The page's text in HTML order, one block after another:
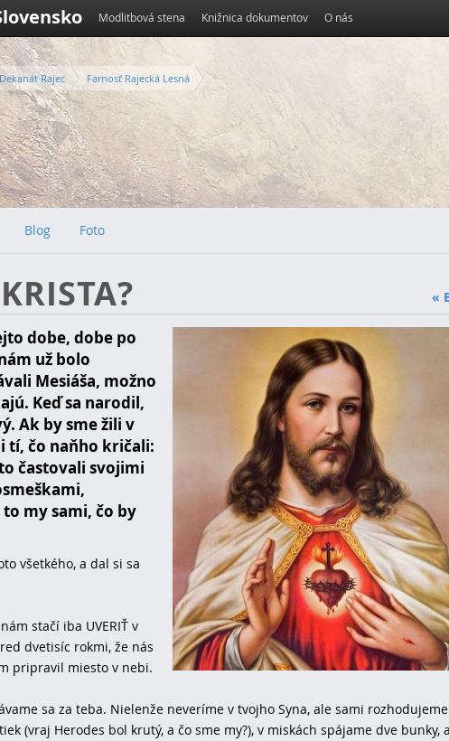
Modlitbová stena Knižnica dokumentov O nás
Dekanát Rajec Farnosť Rajecká Lesná
Blog Foto
«
dobe, dobe po
už bolo
Mesiáša, možno
Keď sa narodil,
Ak by sme žili v
tí, čo naňho kričali:
častovali svojimi
my sami, čo by
všetkého, a dal si sa
stačí iba UVERIŤ v
dvetisíc rokmi, že nás
pripravil miesto v nebi.
sa za teba. Nielenže neveríme v tvojho Syna, ale sami
(vraj Herodes bol krutý, a čo sme my?), v miskách spájame dve bunky,